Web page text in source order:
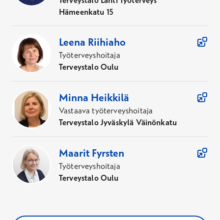
Pneumokokkirokotus
Hinta
135,10 €
Ei Kela-korvausta
Punkkirokotus (rokotus puutiaisaivokuumetta
vastaan)
Hinta
70,60 €
Hämeenkatu 15
Leena Riihiaho
Työterveyshoitaja
Terveystalo Oulu
Minna Heikkilä
Vastaava työterveyshoitaja
Terveystalo Jyväskylä Väinönkatu
Maarit Fyrsten
Työterveyshoitaja
Terveystalo Oulu